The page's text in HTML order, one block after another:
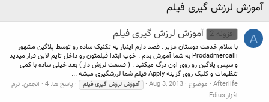
آموزش لرزش گیری فیلم
A افزونه 2 آموزش لرزش گیری فیلم
با سلام خدمت دوستان عزیز . قصد دارم اینبار یه تکنیک ساده رو توسط پلاگین مشهور
Prodadmercalli به شما آموزش بدم . خوب ابتدا فیلمتون رو داخل تایم لاین قرار میدید
و سپس پلاگین رو روی اون درگ میکنید . ( قسمت لرزش دار ) بعد خیلی ساده با کمی
تنظیمات و کلیک روی گزینه Apply فیلم شما لرزشگیری میشه ...
Afterlife موضوع Aug 3, 2013 آموزش لرزش گیری فیلم پاسخ ها: 4 انجمن: نرم
افزار Edius